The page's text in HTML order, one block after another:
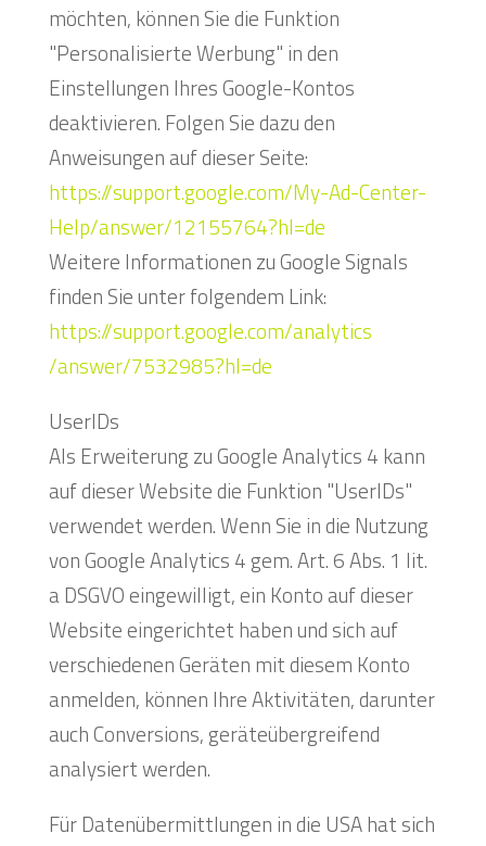
möchten, können Sie die Funktion
"Personalisierte Werbung" in den
Einstellungen Ihres Google-Kontos
deaktivieren. Folgen Sie dazu den
Anweisungen auf dieser Seite:
https://support.google.com/My-Ad-Center-
Help/answer/12155764?hl=de
Weitere Informationen zu Google Signals
finden Sie unter folgendem Link:
https://support.google.com/analytics
/answer/7532985?hl=de
UserIDs
Als Erweiterung zu Google Analytics 4 kann
auf dieser Website die Funktion "UserIDs"
verwendet werden. Wenn Sie in die Nutzung
von Google Analytics 4 gem. Art. 6 Abs. 1 lit.
a DSGVO eingewilligt, ein Konto auf dieser
Website eingerichtet haben und sich auf
verschiedenen Geräten mit diesem Konto
anmelden, können Ihre Aktivitäten, darunter
auch Conversions, geräteübergreifend
analysiert werden.
Für Datenübermittlungen in die USA hat sich